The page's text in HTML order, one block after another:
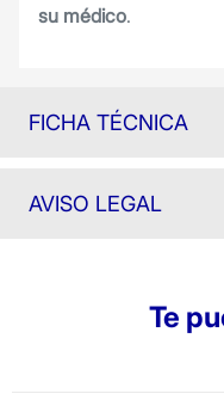
su médico.
FICHA TÉCNICA
AVISO LEGAL
Te